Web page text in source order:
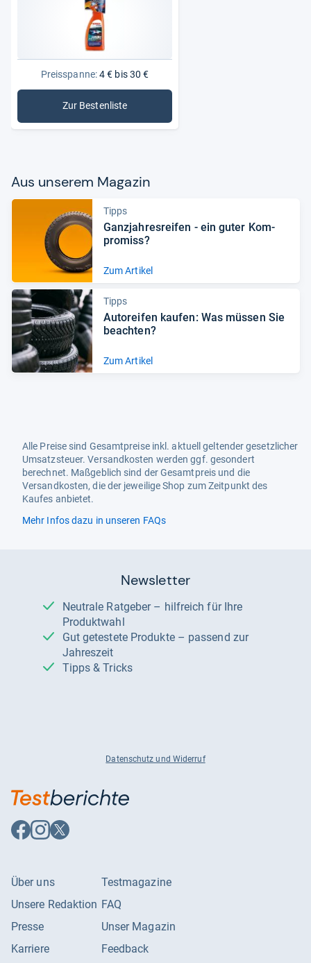
Preisspanne:4 € bis 30 €
Zur Bestenliste: Autopflege & Motorradpflege
Aus unse­rem Maga­zin
Tipps
Ganz­jah­res­rei­fen -​ ein guter Kom­
pro­miss?
Zum Artikel
Tipps
Auto­rei­fen kau­fen: Was müs­sen Sie
beach­ten?
Zum Artikel
Alle Preise sind Gesamtpreise inkl. aktuell geltender gesetzlicher
Umsatzsteuer. Versandkosten werden ggf. gesondert
berechnet. Maßgeblich sind der Gesamtpreis und die
Versandkosten, die der jeweilige Shop zum Zeitpunkt des
Kaufes anbietet.
Mehr Infos dazu in unseren FAQs
Newsletter
Neutrale Ratgeber – hilfreich für Ihre
Produktwahl
Gut getestete Produkte – passend zur
Jahreszeit
Tipps & Tricks
Datenschutz und Widerruf
Auf
Facebook
Auf
Instagram
Auf
X
Über uns
Unsere Redaktion
Presse
Karriere
Testmagazine
FAQ
Unser Magazin
Feedback